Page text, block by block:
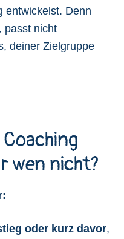
entwickelst. Denn
passt nicht
deiner Zielgruppe
wen nicht?
oder kurz davor,